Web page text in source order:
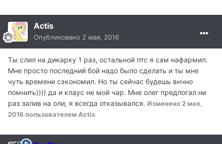
Actis
Опубликовано 2 мая, 2016
Ты слил на дикарку 1 раз, остальной птс я сам нафармил.
Мне просто последний бой надо было сделать и ты мне
чуть времени сэкономил. Но ты сейчас будешь внчно
помнить)))) да и клаус не мой чар. Мне олег предлогал ни
раз залив на оли, я всегда отказывался. Изменено 2 мая,
2016 пользователем Actis